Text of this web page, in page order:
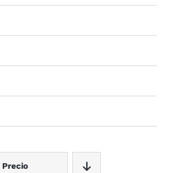
Precio